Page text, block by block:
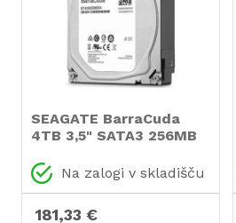
SEAGATE BarraCuda
4TB 3,5" SATA3 256MB
ST4000DM004 trdi disk
Na zalogi v skladišču
181,33 €